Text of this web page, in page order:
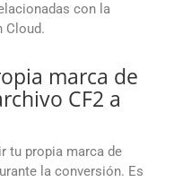
con la
Cloud.
marca de
CF2 a
tu propia marca de
la conversión. Es